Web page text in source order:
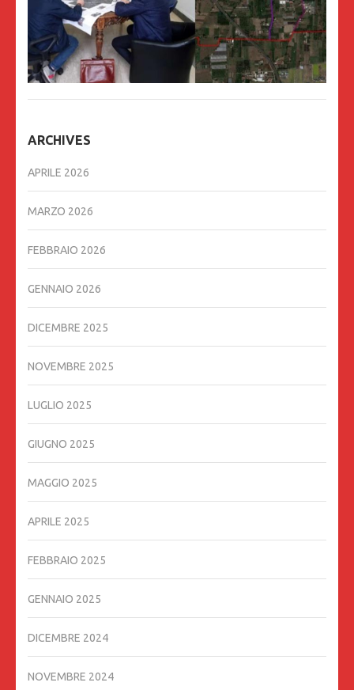
ARCHIVES
APRILE 2026
MARZO 2026
FEBBRAIO 2026
GENNAIO 2026
DICEMBRE 2025
NOVEMBRE 2025
LUGLIO 2025
GIUGNO 2025
MAGGIO 2025
APRILE 2025
FEBBRAIO 2025
GENNAIO 2025
DICEMBRE 2024
NOVEMBRE 2024